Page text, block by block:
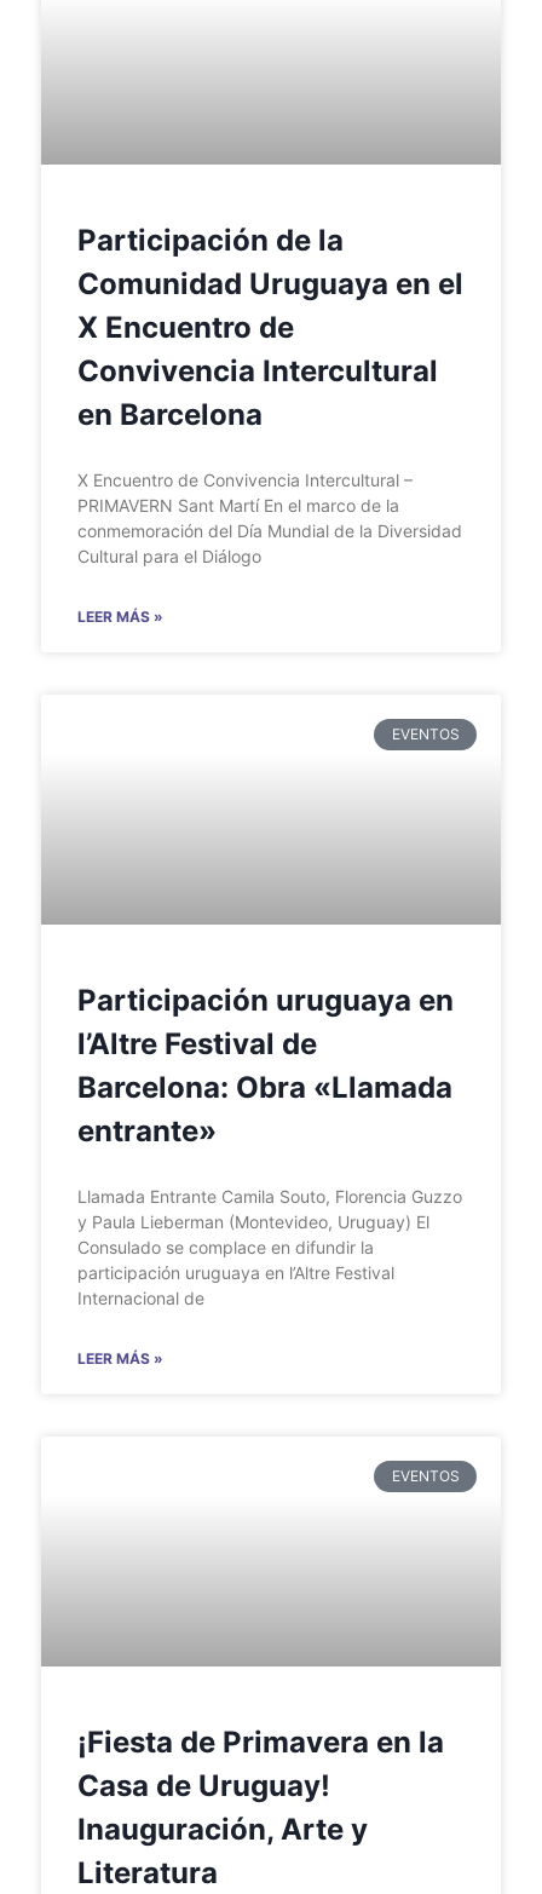
Participación de la
Comunidad Uruguaya en el
X Encuentro de
Convivencia Intercultural
en Barcelona
X Encuentro de Convivencia Intercultural –
PRIMAVERN Sant Martí En el marco de la
conmemoración del Día Mundial de la Diversidad
Cultural para el Diálogo
LEER MÁS »
EVENTOS
Participación uruguaya en
l’Altre Festival de
Barcelona: Obra «Llamada
entrante»
Llamada Entrante Camila Souto, Florencia Guzzo
y Paula Lieberman (Montevideo, Uruguay) El
Consulado se complace en difundir la
participación uruguaya en l’Altre Festival
Internacional de
LEER MÁS »
EVENTOS
¡Fiesta de Primavera en la
Casa de Uruguay!
Inauguración, Arte y
Literatura